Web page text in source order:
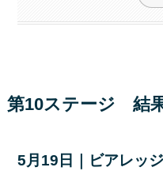
第10ステージ 結
5月19日｜ビアレッ